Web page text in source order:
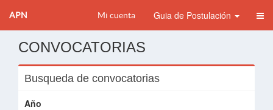
APN Mi cuenta Guia de Postulación
CONVOCATORIAS
Busqueda de convocatorias
Año